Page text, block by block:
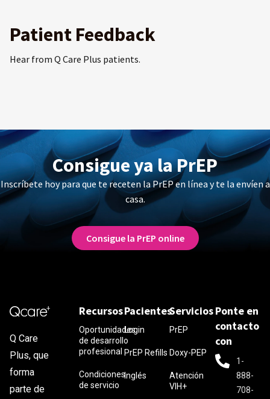
Patient Feedback
Hear from Q Care Plus patients.
Consigue ya la PrEP
Inscríbete hoy para que te receten la PrEP en línea y te la envíen a
casa.
Consigue la PrEP online
Q Care
Plus, que
forma
parte de
Recursos
Oportunidades
de desarrollo
profesional
Condiciones
de servicio
Pacientes
Login
PrEP Refills
Inglés
Servicios
PrEP
Doxy-PEP
Atención
VIH+
Ponte en
contacto
con
1-
888-
708-